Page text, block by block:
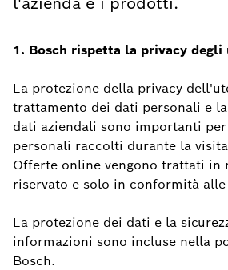
1. Bosch rispetta la privacy degli
La protezione della privacy
trattamento dei dati personali e
dati aziendali sono importanti
personali raccolti durante la
Offerte online vengono trattati in
riservato e solo in conformità
La protezione dei dati e la
informazioni sono incluse nella
Bosch.